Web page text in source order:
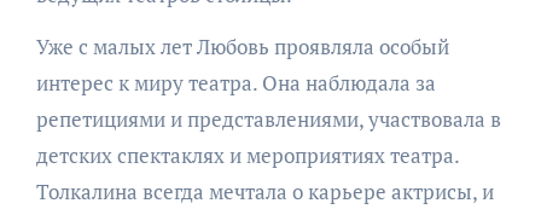
Уже с малых лет Любовь проявляла особый
интерес к миру театра. Она наблюдала за
репетициями и представлениями, участвовала в
детских спектаклях и мероприятиях театра.
Толкалина всегда мечтала о карьере актрисы, и